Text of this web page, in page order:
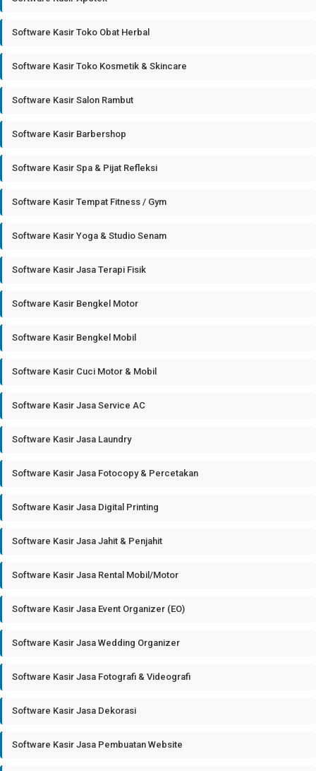
Software Kasir Toko Obat Herbal
Software Kasir Toko Kosmetik & Skincare
Software Kasir Salon Rambut
Software Kasir Barbershop
Software Kasir Spa & Pijat Refleksi
Software Kasir Tempat Fitness / Gym
Software Kasir Yoga & Studio Senam
Software Kasir Jasa Terapi Fisik
Software Kasir Bengkel Motor
Software Kasir Bengkel Mobil
Software Kasir Cuci Motor & Mobil
Software Kasir Jasa Service AC
Software Kasir Jasa Laundry
Software Kasir Jasa Fotocopy & Percetakan
Software Kasir Jasa Digital Printing
Software Kasir Jasa Jahit & Penjahit
Software Kasir Jasa Rental Mobil/Motor
Software Kasir Jasa Event Organizer (EO)
Software Kasir Jasa Wedding Organizer
Software Kasir Jasa Fotografi & Videografi
Software Kasir Jasa Dekorasi
Software Kasir Jasa Pembuatan Website